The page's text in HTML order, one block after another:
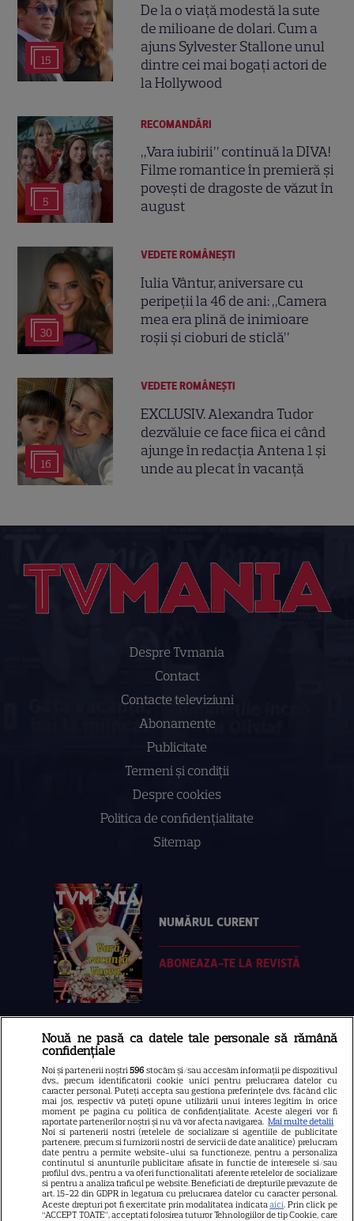
15
De la o viață modestă la sute
de milioane de dolari. Cum a
ajuns Sylvester Stallone unul
dintre cei mai bogați actori de
la Hollywood
5
RECOMANDĂRI
„Vara iubirii” continuă la DIVA!
Filme romantice în premieră și
povești de dragoste de văzut în
august
30
VEDETE ROMÂNEŞTI
Iulia Vântur, aniversare cu
peripeții la 46 de ani: „Camera
mea era plină de inimioare
roșii și cioburi de sticlă”
16
VEDETE ROMÂNEŞTI
EXCLUSIV. Alexandra Tudor
dezvăluie ce face fiica ei când
ajunge în redacția Antena 1 și
unde au plecat în vacanță
Despre Tvmania
Contact
Contacte televiziuni
Abonamente
Publicitate
Termeni și condiții
Despre cookies
Politica de confidenţialitate
Sitemap
NUMĂRUL CURENT
ABONEAZA-TE LA REVISTĂ
Libertatea
Libertatea pentru femei
GSP
Știri mondene
Avantaje
Elle
Unica
Retete practice
Nouă ne pasă ca datele tale personale să rămână
confidențiale
Noi și partenerii noștri596 stocăm și/sau accesăm informații pe dispozitivul
dvs., precum identificatorii cookie unici pentru prelucrarea datelor cu
caracter personal. Puteți accepta sau gestiona preferințele dvs. făcând clic
mai jos, respectiv vă puteți opune utilizării unui interes legitim în orice
moment pe pagina cu politica de confidențialitate. Aceste alegeri vor fi
raportate partenerilor noștri și nu vă vor afecta navigarea. Mai multe detalii
Noi si partenerii nostri (retelele de socializare si agentiile de publicitate
partenere, precum si furnizorii nostri de servicii de date analitice) prelucram
date pentru a permite website-ului sa functioneze, pentru a personaliza
continutul si anunturile publicitare afisate in functie de interesele si/sau
profilul dvs., pentru a va oferi functionalitati aferente retelelor de socializare
si pentru a analiza traficul pe website. Beneficiati de drepturile prevazute de
art. 15-22 din GDPR in legatura cu prelucrarea datelor cu caracter personal.
Aceste drepturi pot fi exercitate prin modalitatea indicataaici. Prin click pe
“ACCEPT TOATE”, acceptati folosirea tuturor Tehnologiilor de tip Cookie, care